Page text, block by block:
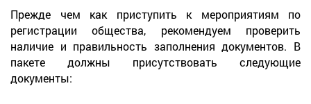
Прежде чем как приступить к мероприятиям по
регистрации общества, рекомендуем проверить
наличие и правильность заполнения документов. В
пакете должны присутствовать следующие
документы: